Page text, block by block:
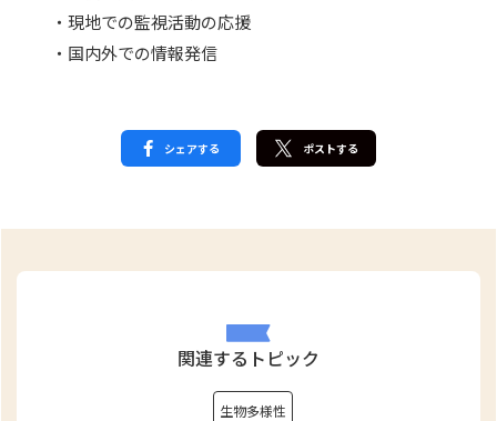
・現地での監視活動の応援
・国内外での情報発信
シェアする ポストする
関連するトピック
生物多様性